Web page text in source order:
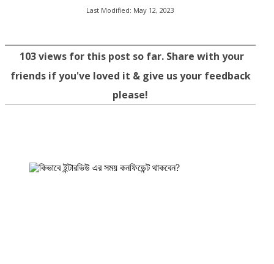
Last Modified: May 12, 2023
103views for this post so far. Share with your
friends if you've loved it & give us your feedback
please!